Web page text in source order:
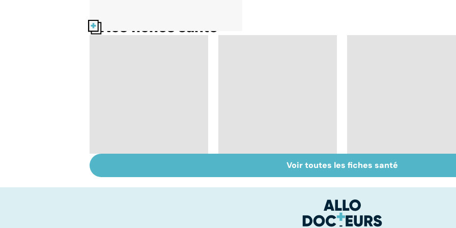
Nos fiches santé
pour la vie
Sexualité, infertilité
et PMA, des liens
Le sperme : son
odeur, sa couleur, sa
Voir toutes les fiches santé